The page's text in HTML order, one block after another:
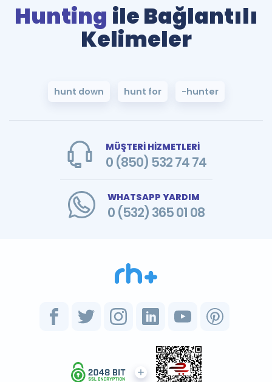
Hunting ile Bağlantılı
Kelimeler
hunt down hunt for -hunter
MÜŞTERİ HİZMETLERİ
0 (850) 532 74 74
WHATSAPP YARDIM
0 (532) 365 01 08